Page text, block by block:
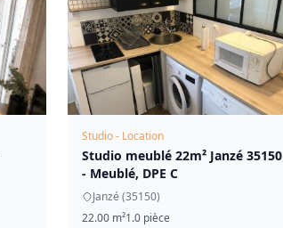
Studio - Location
Studio meublé 22m² Janzé 35150
- Meublé, DPE C
Janzé (35150)
22.00 m²1.0 pièce